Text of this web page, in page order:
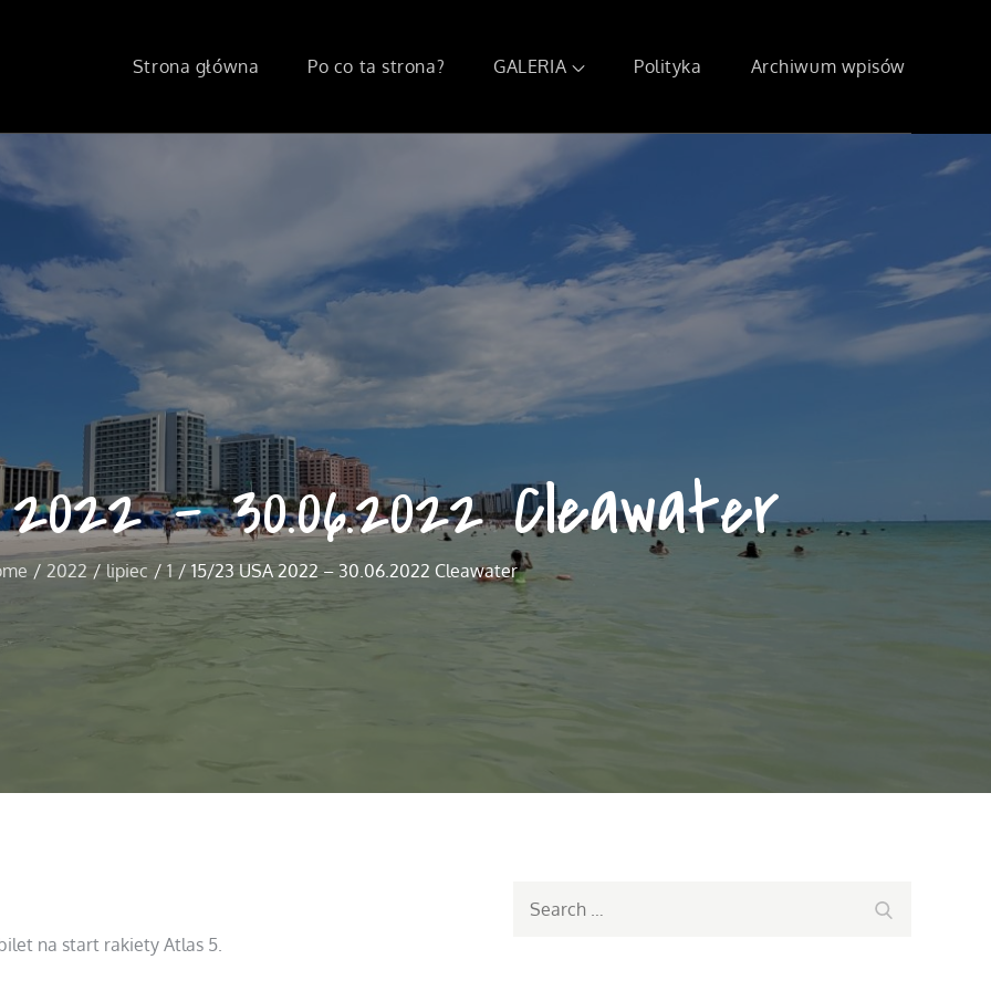
Strona główna Po co ta strona? GALERIA Polityka Archiwum wpisów
– 30.06.2022 Cleawater
2022 lipiec 1 15/23 USA 2022 – 30.06.2022 Cleawater
na start rakiety Atlas 5.